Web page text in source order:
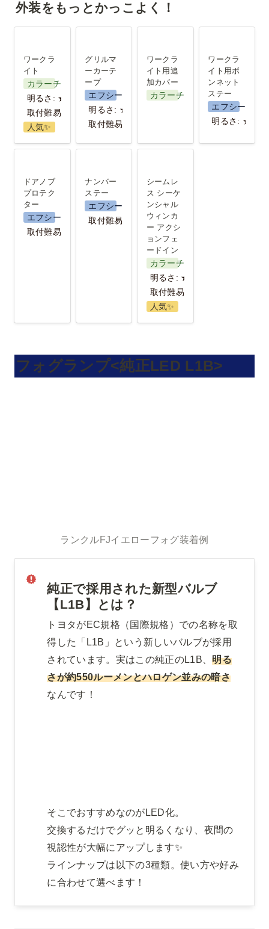
外装をもっとかっこよく！
ワークラ
イト
カラーチェンジ
明るさ: ★★
取付難易度: ★★★
人気✨️
グリルマ
ーカーテ
ープ
エフシーエル
明るさ: ★
取付難易度:★★
バー
ワークラ
イト用追
加カバー
カラーチェンジ
ットステー
ワークラ
イト用ボ
ンネット
ステー
エフシーエル
明るさ: ★★
ロテクター
ドアノブ
プロテク
ター
エフシーエル
取付難易度：★
ナンバー
ステー
エフシーエル
取付難易度：★
ャル ウィン
カー アクシ
ョンフェー
ドイン
シームレ
ス シーケ
ンシャル
ウィンカ
ー アクシ
ョンフェ
ードイン
カラーチェンジ
明るさ: ★
取付難易度: ★★★
人気✨️
フォグランプ<純正LED L1B>
ランクルFJイエローフォグ装着例
純正で採用された新型バルブ
【L1B】とは？
トヨタがEC規格（国際規格）での名称を取
得した「L1B」という新しいバルブが採用
されています。実はこの純正のL1B、明る
さが約550ルーメンとハロゲン並みの暗さ
なんです！
そこでおすすめなのがLED化。
交換するだけでグッと明るくなり、夜間の
視認性が大幅にアップします✨
ラインナップは以下の3種類。使い方や好み
に合わせて選べます！